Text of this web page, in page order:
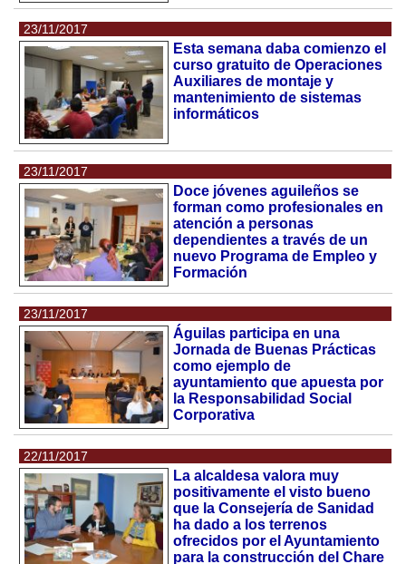
23/11/2017
Esta semana daba comienzo el
curso gratuito de Operaciones
Auxiliares de montaje y
mantenimiento de sistemas
informáticos
23/11/2017
Doce jóvenes aguileños se
forman como profesionales en
atención a personas
dependientes a través de un
nuevo Programa de Empleo y
Formación
23/11/2017
Águilas participa en una
Jornada de Buenas Prácticas
como ejemplo de
ayuntamiento que apuesta por
la Responsabilidad Social
Corporativa
22/11/2017
La alcaldesa valora muy
positivamente el visto bueno
que la Consejería de Sanidad
ha dado a los terrenos
ofrecidos por el Ayuntamiento
para la construcción del Chare